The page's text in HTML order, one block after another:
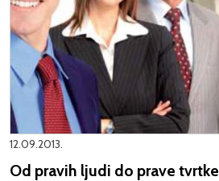
12.09.2013.
Od pravih ljudi do prave tvrtke